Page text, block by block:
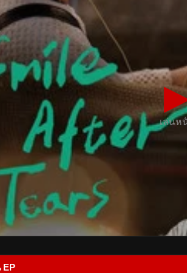
เล่นห
EP